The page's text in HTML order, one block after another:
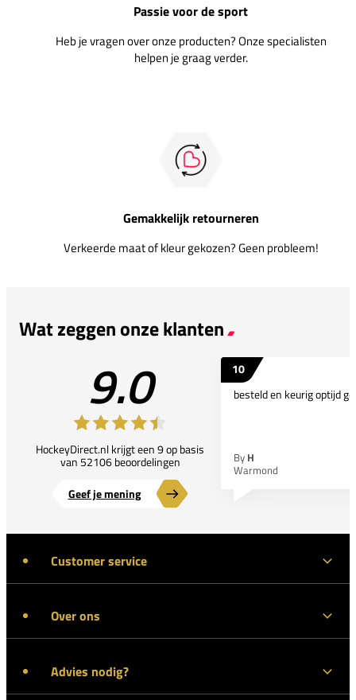
Passie voor de sport
Heb je vragen over onze producten? Onze specialisten
helpen je graag verder.
Gemakkelijk retourneren
Verkeerde maat of kleur gekozen? Geen probleem!
Wat zeggen onze klanten
9.0
HockeyDirect.nl krijgt een 9 op basis
van 52106 beoordelingen
Geef je mening
10
besteld en keurig optijd
By H
Warmond
Customer service
Over ons
Advies nodig?